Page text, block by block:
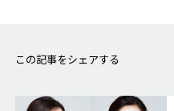
この記事をシェアする